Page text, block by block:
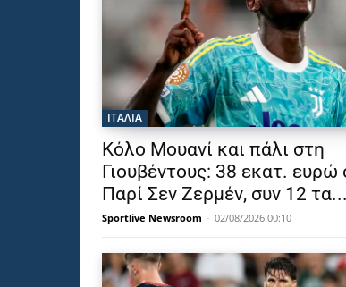
ΙΤΑΛΙΑ
Κόλο Μουανί και πάλι στη
Γιουβέντους: 38 εκατ. ευρώ
Παρί Σεν Ζερμέν, συν 12 τα...
Sportlive Newsroom - 02/08/2026 00:10